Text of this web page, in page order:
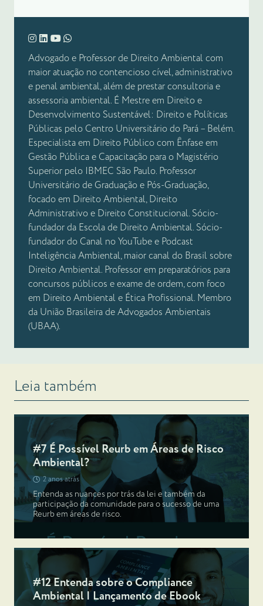
Advogado e Professor de Direito Ambiental com
maior atuação no contencioso cível, administrativo
e penal ambiental, além de prestar consultoria e
assessoria ambiental. É Mestre em Direito e
Desenvolvimento Sustentável: Direito e Políticas
Públicas pelo Centro Universitário do Pará – Belém.
Especialista em Direito Público com Ênfase em
Gestão Pública e Capacitação para o Magistério
Superior pelo IBMEC São Paulo. Professor
Universitário de Graduação e Pós-Graduação,
focado em Direito Ambiental, Direito
Administrativo e Direito Constitucional. Sócio-
fundador da Escola de Direito Ambiental. Sócio-
fundador do Canal no YouTube e Podcast
Inteligência Ambiental, maior canal do Brasil sobre
Direito Ambiental. Professor em preparatórios para
concursos públicos e exame de ordem, com foco
em Direito Ambiental e Ética Profissional. Membro
da União Brasileira de Advogados Ambientais
(UBAA).
Leia também
#7 É Possível Reurb em Áreas de Risco
Ambiental?
2 anos atrás
Entenda as nuances por trás da lei e também da
participação da comunidade para o sucesso de uma
Reurb em áreas de risco.
#12 Entenda sobre o Compliance
Ambiental | Lançamento de Ebook